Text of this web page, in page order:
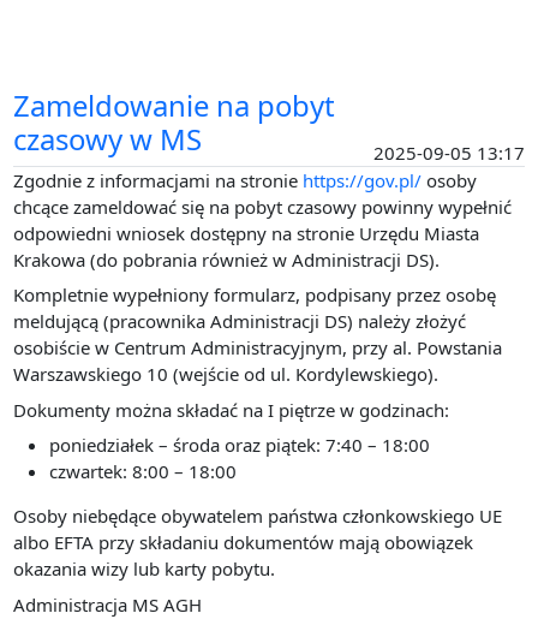
Zameldowanie na pobyt
czasowy w MS
2025-09-05 13:17
Zgodnie z informacjami na stronie https://gov.pl/ osoby
chcące zameldować się na pobyt czasowy powinny wypełnić
odpowiedni wniosek dostępny na stronie Urzędu Miasta
Krakowa (do pobrania również w Administracji DS).
Kompletnie wypełniony formularz, podpisany przez osobę
meldującą (pracownika Administracji DS) należy złożyć
osobiście w Centrum Administracyjnym, przy al. Powstania
Warszawskiego 10 (wejście od ul. Kordylewskiego).
Dokumenty można składać na I piętrze w godzinach:
poniedziałek – środa oraz piątek: 7:40 – 18:00
czwartek: 8:00 – 18:00
Osoby niebędące obywatelem państwa członkowskiego UE
albo EFTA przy składaniu dokumentów mają obowiązek
okazania wizy lub karty pobytu.
Administracja MS AGH